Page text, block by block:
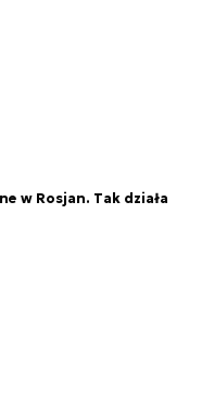
w Rosjan. Tak działa